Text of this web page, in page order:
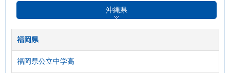
沖縄県
福岡県
福岡県公立中学高